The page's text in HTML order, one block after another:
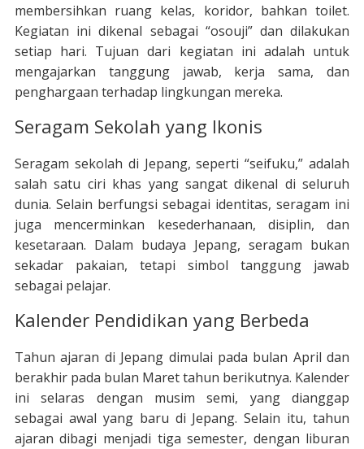
membersihkan ruang kelas, koridor, bahkan toilet.
Kegiatan ini dikenal sebagai “osouji” dan dilakukan
setiap hari. Tujuan dari kegiatan ini adalah untuk
mengajarkan tanggung jawab, kerja sama, dan
penghargaan terhadap lingkungan mereka.
Seragam Sekolah yang Ikonis
Seragam sekolah di Jepang, seperti “seifuku,” adalah
salah satu ciri khas yang sangat dikenal di seluruh
dunia. Selain berfungsi sebagai identitas, seragam ini
juga mencerminkan kesederhanaan, disiplin, dan
kesetaraan. Dalam budaya Jepang, seragam bukan
sekadar pakaian, tetapi simbol tanggung jawab
sebagai pelajar.
Kalender Pendidikan yang Berbeda
Tahun ajaran di Jepang dimulai pada bulan April dan
berakhir pada bulan Maret tahun berikutnya. Kalender
ini selaras dengan musim semi, yang dianggap
sebagai awal yang baru di Jepang. Selain itu, tahun
ajaran dibagi menjadi tiga semester, dengan liburan